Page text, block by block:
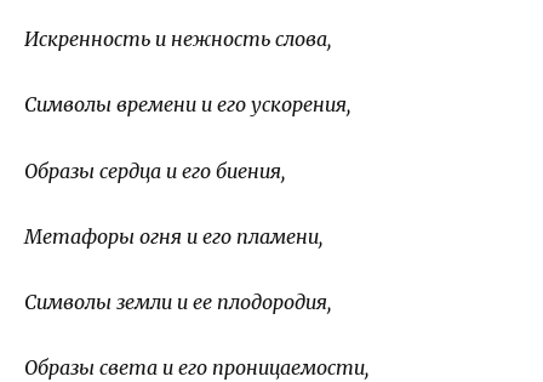
Искренность и нежность слова,
Символы времени и его ускорения,
Образы сердца и его биения,
Метафоры огня и его пламени,
Символы земли и ее плодородия,
Образы света и его проницаемости,